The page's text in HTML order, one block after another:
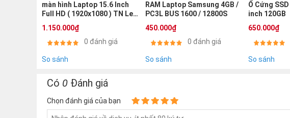
màn hình Laptop 15.6 Inch
Full HD ( 1920x1080 ) TN Led
mỏng 30 Pin
1.150.000₫
0 đánh giá
So sánh
RAM Laptop Samsung 4GB /
PC3L BUS 1600 / 12800S
450.000₫
0 đánh giá
So sánh
Ổ Cứng
inch 120GB
650.000₫
So sánh
Có 0 Đánh giá
Chọn đánh giá của bạn